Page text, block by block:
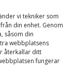
vi tekniker som
din enhet. Genom
såsom din
webbplatsens
återkallar ditt
fungerar